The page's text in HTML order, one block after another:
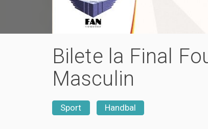
Bilete la Final
Masculin
Sport Handbal